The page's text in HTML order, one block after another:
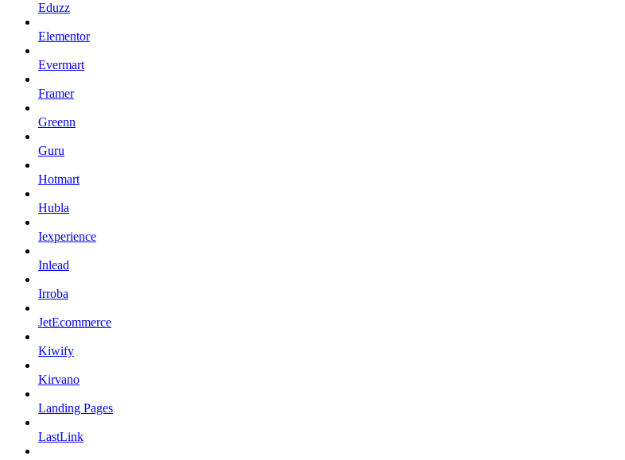
Eduzz
Elementor
Evermart
Framer
Greenn
Guru
Hotmart
Hubla
Iexperience
Inlead
Irroba
JetEcommerce
Kiwify
Kirvano
Landing Pages
LastLink